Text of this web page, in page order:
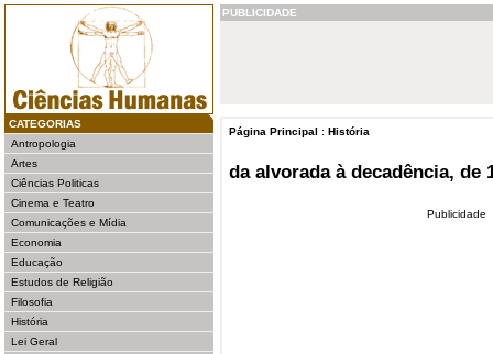
CATEGORIAS
Antropologia
Artes
Ciências Politicas
Cinema e Teatro
Comunicações e Mídia
Economia
Educação
Estudos de Religião
Filosofia
História
Lei Geral
PUBLICIDADE
Página Principal : História
da alvorada à decadência, de
Publicidade